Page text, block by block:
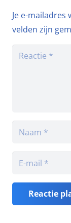
Je e-
velden zijn
Reactie